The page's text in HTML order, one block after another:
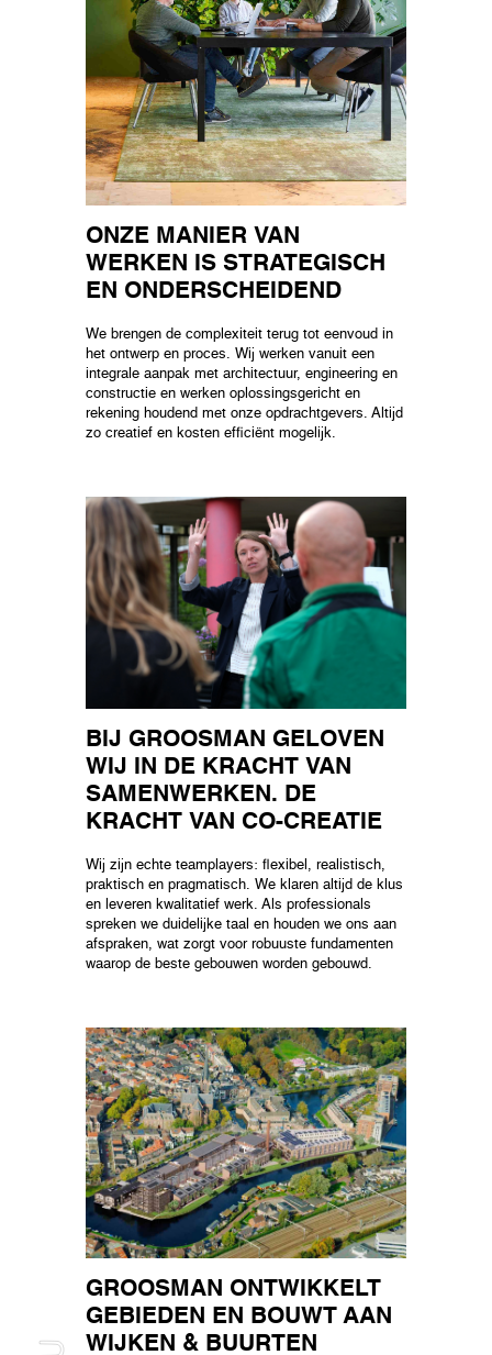
ONZE MANIER VAN
WERKEN IS STRATEGISCH
EN ONDERSCHEIDEND
We brengen de complexiteit terug tot eenvoud in
het ontwerp en proces. Wij werken vanuit een
integrale aanpak met architectuur, engineering en
constructie en werken oplossingsgericht en
rekening houdend met onze opdrachtgevers. Altijd
zo creatief en kosten efficiënt mogelijk.
BIJ GROOSMAN GELOVEN
WIJ IN DE KRACHT VAN
SAMENWERKEN. DE
KRACHT VAN CO-CREATIE
Wij zijn echte teamplayers: flexibel, realistisch,
praktisch en pragmatisch. We klaren altijd de klus
en leveren kwalitatief werk. Als professionals
spreken we duidelijke taal en houden we ons aan
afspraken, wat zorgt voor robuuste fundamenten
waarop de beste gebouwen worden gebouwd.
GROOSMAN ONTWIKKELT
GEBIEDEN EN BOUWT AAN
WIJKEN & BUURTEN